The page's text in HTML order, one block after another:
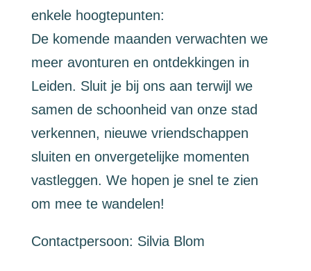
enkele hoogtepunten:
De komende maanden verwachten we
meer avonturen en ontdekkingen in
Leiden. Sluit je bij ons aan terwijl we
samen de schoonheid van onze stad
verkennen, nieuwe vriendschappen
sluiten en onvergetelijke momenten
vastleggen. We hopen je snel te zien
om mee te wandelen!
Contactpersoon: Silvia Blom